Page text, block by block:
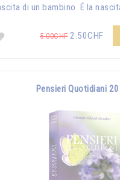
di un bambino. É la
5.00CHF2.50CHF
Pensieri Quotidiani